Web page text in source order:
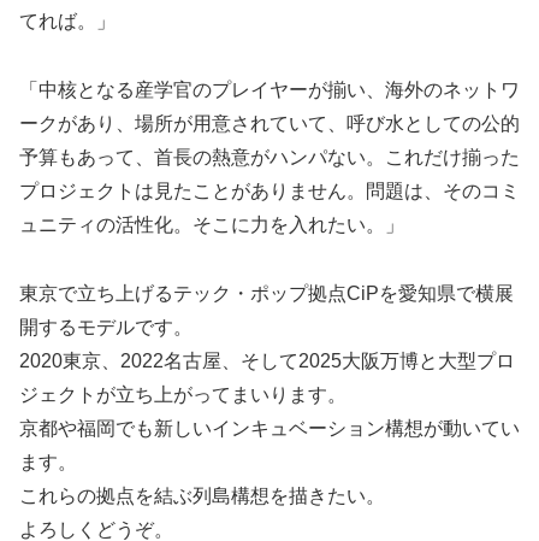
てれば。」
「中核となる産学官のプレイヤーが揃い、海外のネットワ
ークがあり、場所が用意されていて、呼び水としての公的
予算もあって、首長の熱意がハンパない。これだけ揃った
プロジェクトは見たことがありません。問題は、そのコミ
ュニティの活性化。そこに力を入れたい。」
東京で立ち上げるテック・ポップ拠点CiPを愛知県で横展
開するモデルです。
2020東京、2022名古屋、そして2025大阪万博と大型プロ
ジェクトが立ち上がってまいります。
京都や福岡でも新しいインキュベーション構想が動いてい
ます。
これらの拠点を結ぶ列島構想を描きたい。
よろしくどうぞ。